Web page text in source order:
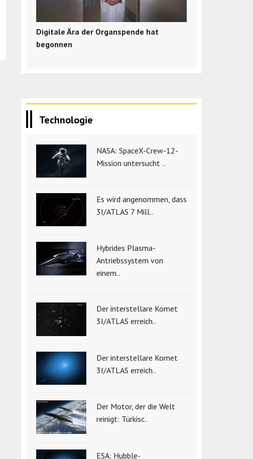
Digitale Ära der Organspende hat
begonnen
Technologie
NASA: SpaceX-Crew-12-
Mission untersucht ..
Es wird angenommen, dass
3I/ATLAS 7 Mill..
Hybrides Plasma-
Antriebssystem von
einem..
Der interstellare Komet
3I/ATLAS erreich..
Der interstellare Komet
3I/ATLAS erreich..
Der Motor, der die Welt
reinigt: Türkisc..
ESA: Hubble-